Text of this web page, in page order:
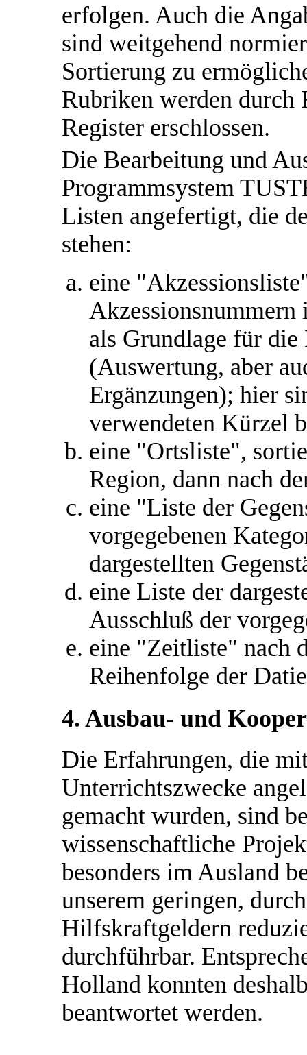
erfolgen. Auch die
sind weitgehend
Sortierung zu
Rubriken werden
Register erschlossen.
Die Bearbeitung und
Programmsystem
Listen angefertigt, die
stehen:
eine
als Grundlage für
(Auswertung, aber
Ergänzungen); hier
verwendeten Kürzel
eine "Ortsliste",
Region, dann nach
eine "Liste der
vorgegebenen
dargestellten
eine Liste der
Ausschluß der
eine "Zeitliste" nach
Reihenfolge der
4. Ausbau- und
Die Erfahrungen, die
Unterrichtszwecke
gemacht wurden, sind
wissenschaftliche
besonders im Ausland
unserem geringen,
Hilfskraftgeldern
durchführbar.
Holland konnten
beantwortet werden.